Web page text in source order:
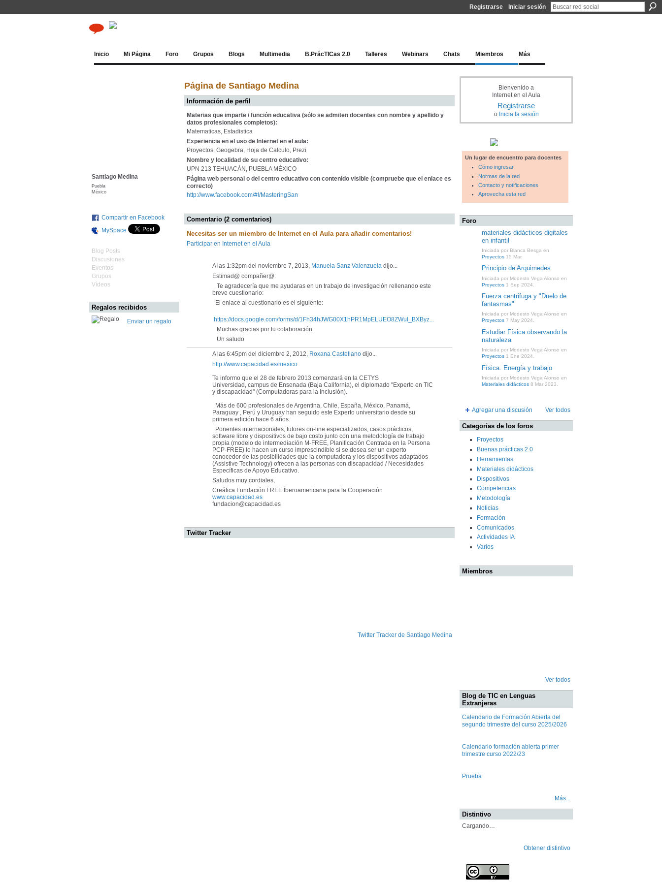
Registrarse Iniciar sesión
Inicio Mi Página Foro Grupos Blogs Multimedia B.PrácTICas 2.0 Talleres Webinars Chats Miembros Más
Santiago Medina
Puebla
México
Compartir en Facebook
MySpace
Blog Posts
Discusiones
Eventos
Grupos
Vídeos
Regalos recibidos
Enviar un regalo
Página de Santiago Medina
Información de perfil
Materias que imparte / función educativa (sólo se admiten docentes con nombre y apellido y
datos profesionales completos):
Matematicas, Estadistica
Experiencia en el uso de Internet en el aula:
Proyectos: Geogebra, Hoja de Calculo, Prezi
Nombre y localidad de su centro educativo:
UPN 213 TEHUACÁN, PUEBLA MÉXICO
Página web personal o del centro educativo con contenido visible (compruebe que el enlace es
correcto)
http://www.facebook.com/#!/MasteringSan
Comentario (2 comentarios)
Necesitas ser un miembro de Internet en el Aula para añadir comentarios!
Participar en Internet en el Aula
A las 1:32pm del noviembre 7, 2013, Manuela Sanz Valenzuela dijo...
Estimad@ compañer@:
Te agradecería que me ayudaras en un trabajo de investigación rellenando este
breve cuestionario:
El enlace al cuestionario es el siguiente:
https://docs.google.com/forms/d/1Fh34hJWG00X1hPR1MpELUEO8ZWul_BXByz...
Muchas gracias por tu colaboración.
Un saludo
A las 6:45pm del diciembre 2, 2012, Roxana Castellano dijo...
http://www.capacidad.es/mexico
Te informo que el 28 de febrero 2013 comenzará en la CETYS
Universidad, campus de Ensenada (Baja California), el diplomado "Experto en TIC
y discapacidad" (Computadoras para la Inclusión).
Más de 600 profesionales de Argentina, Chile, España, México, Panamá,
Paraguay , Perú y Uruguay han seguido este Experto universitario desde su
primera edición hace 6 años.
Ponentes internacionales, tutores on-line especializados, casos prácticos,
software libre y dispositivos de bajo costo junto con una metodología de trabajo
propia (modelo de intermediación M-FREE, Planificación Centrada en la Persona
PCP-FREE) lo hacen un curso imprescindible si se desea ser un experto
conocedor de las posibilidades que la computadora y los dispositivos adaptados
(Assistive Technology) ofrecen a las personas con discapacidad / Necesidades
Específicas de Apoyo Educativo.
Saludos muy cordiales,
Creática Fundación FREE Iberoamericana para la Cooperación
www.capacidad.es
fundacion@capacidad.es
Twitter Tracker
Twitter Tracker de Santiago Medina
Bienvenido a
Internet en el Aula
Registrarse
o Inicia la sesión
Un lugar de encuentro para docentes
Cómo ingresar
Normas de la red
Contacto y notificaciones
Aprovecha esta red
Foro
materiales didácticos digitales
en infantil
Iniciada por Blanca Besga en
Proyectos 15 Mar.
Principio de Arquimedes
Iniciada por Modesto Vega Alonso en
Proyectos 1 Sep 2024.
Fuerza centrifuga y "Duelo de
fantasmas"
Iniciada por Modesto Vega Alonso en
Proyectos 7 May 2024.
Estudiar Física observando la
naturaleza
Iniciada por Modesto Vega Alonso en
Proyectos 1 Ene 2024.
Física. Energía y trabajo
Iniciada por Modesto Vega Alonso en
Materiales didácticos 8 Mar 2023.
Agregar una discusión Ver todos
Categorías de los foros
Proyectos
Buenas prácticas 2.0
Herramientas
Materiales didácticos
Dispositivos
Competencias
Metodología
Noticias
Formación
Comunicados
Actividades IA
Varios
Miembros
Ver todos
Blog de TIC en Lenguas
Extranjeras
Calendario de Formación Abierta del
segundo trimestre del curso 2025/2026
Calendario formación abierta primer
trimestre curso 2022/23
Prueba
Más...
Distintivo
Cargando…
Obtener distintivo